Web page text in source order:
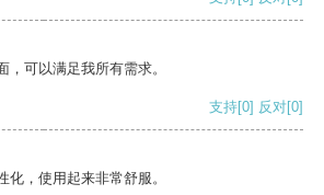
可以满足我所有需求。
支持[0] 反对[0]
，使用起来非常舒服。